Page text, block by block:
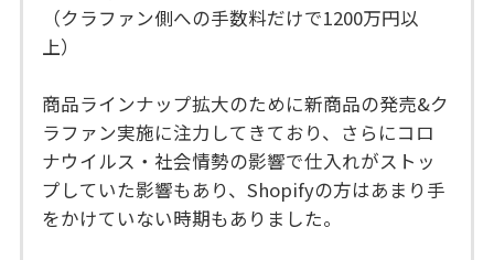
（クラファン側への手数料だけで1200万円以
上）
商品ラインナップ拡大のために新商品の発売&ク
ラファン実施に注力してきており、さらにコロ
ナウイルス・社会情勢の影響で仕入れがストッ
プしていた影響もあり、Shopifyの方はあまり手
をかけていない時期もありました。